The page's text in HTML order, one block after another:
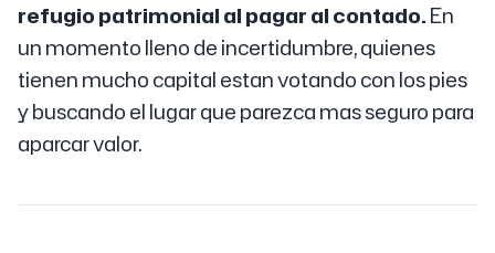
refugio patrimonial al pagar al contado.En
un momento lleno de incertidumbre, quienes
tienen mucho capital estan votando con los pies
y buscando el lugar que parezca mas seguro para
aparcar valor.